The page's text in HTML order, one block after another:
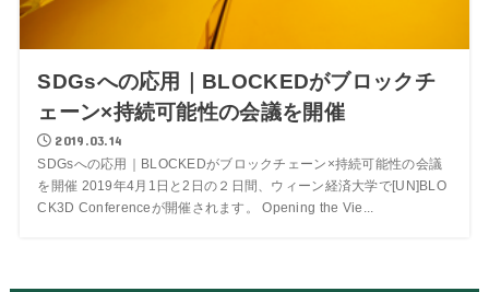
SDGsへの応用｜BLOCKEDがブロックチ
ェーン×持続可能性の会議を開催
2019.03.14
SDGsへの応用｜BLOCKEDがブロックチェーン×持続可能性の会議
を開催 2019年4月1日と2日の２日間、ウィーン経済大学で[UN]BLO
CK3D Conferenceが開催されます。 Opening the Vie...